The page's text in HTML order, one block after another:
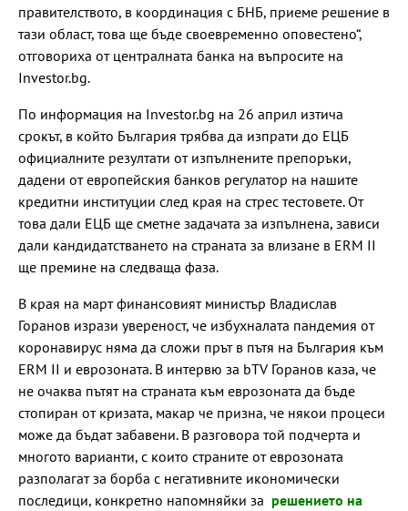
правителството, в координация с БНБ, приеме решение в
тази област, това ще бъде своевременно оповестено“,
отговориха от централната банка на въпросите на
Investor.bg.
По информация на Investor.bg на 26 април изтича
срокът, в който България трябва да изпрати до ЕЦБ
официалните резултати от изпълнените препоръки,
дадени от европейския банков регулатор на нашите
кредитни институции след края на стрес тестовете. От
това дали ЕЦБ ще сметне задачата за изпълнена, зависи
дали кандидатстването на страната за влизане в ERM II
ще премине на следваща фаза.
В края на март финансовият министър Владислав
Горанов изрази увереност, че избухналата пандемия от
коронавирус няма да сложи прът в пътя на България към
ERM II и еврозоната. В интервю за bTV Горанов каза, че
не очаква пътят на страната към еврозоната да бъде
стопиран от кризата, макар че призна, че някои процеси
може да бъдат забавени. В разговора той подчерта и
многото варианти, с които страните от еврозоната
разполагат за борба с негативните икономически
последици, конкретно напомняйки за решението на